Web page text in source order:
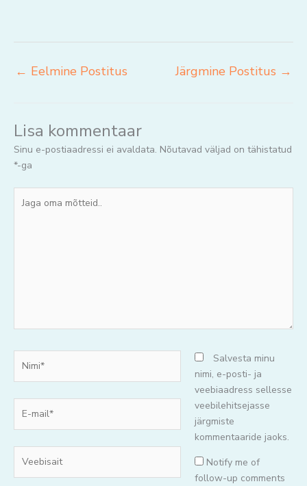
← Eelmine Postitus Järgmine Postitus →
Lisa kommentaar
Sinu e-postiaadressi ei avaldata. Nõutavad väljad on tähistatud
*-ga
oma
mail*
Salvesta minu
nimi, e-posti- ja
veebiaadress sellesse
veebilehitsejasse
järgmiste
kommentaaride jaoks.
Notify me of
follow-up comments